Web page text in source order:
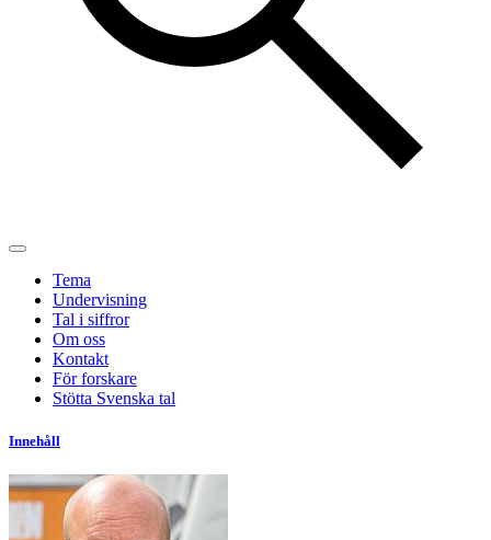
Tema
Undervisning
Tal i siffror
Om oss
Kontakt
För forskare
Stötta Svenska tal
Innehåll